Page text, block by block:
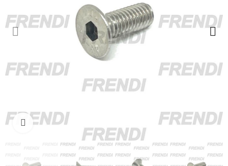
Click para agrandar